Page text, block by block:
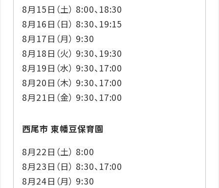
8月15日（土） 8:00、18:30
8月16日（日） 8:30、19:15
8月17日（月） 9:30
8月18日（火） 9:30、19:30
8月19日（水） 9:30、17:00
8月20日（木） 9:30、17:00
8月21日（金） 9:30、17:00
西尾市 東幡豆保育園
8月22日（土） 8:00
8月23日（日） 8:30、17:00
8月24日（月） 9:30